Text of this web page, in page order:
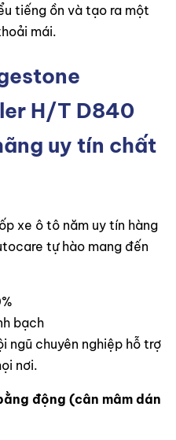
tiếng ồn và tạo ra một
mái.
H/T D840
uy tín chất
xe ô tô năm uy tín hàng
tự hào mang đến
bạch
ngũ chuyên nghiệp hỗ trợ
nơi.
động (cân mâm dán